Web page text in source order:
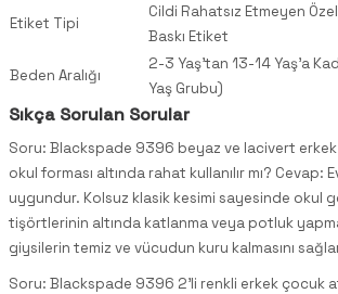
Etiket Tipi
Cildi Rahatsız Etmeyen
Baskı Etiket
Beden Aralığı
2-3 Yaş'tan 13-14 Yaş'a
Yaş Grubu)
Sıkça Sorulan Sorular
Soru: Blackspade 9396 beyaz ve lacivert
okul forması altında rahat kullanılır mı? Cevap:
uygundur. Kolsuz klasik kesimi sayesinde okul
tişörtlerinin altında katlanma veya potluk
giysilerin temiz ve vücudun kuru kalmasını
Soru: Blackspade 9396 2'li renkli erkek çocuk